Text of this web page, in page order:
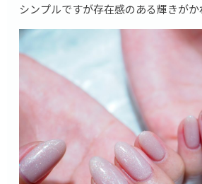
シンプルですが存在感のある輝きがか